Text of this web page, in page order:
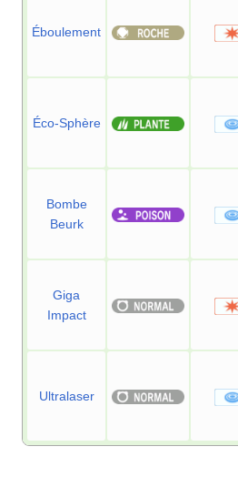
Éboulement
Éco-Sphère
Bombe
Beurk
Giga
Impact
Ultralaser